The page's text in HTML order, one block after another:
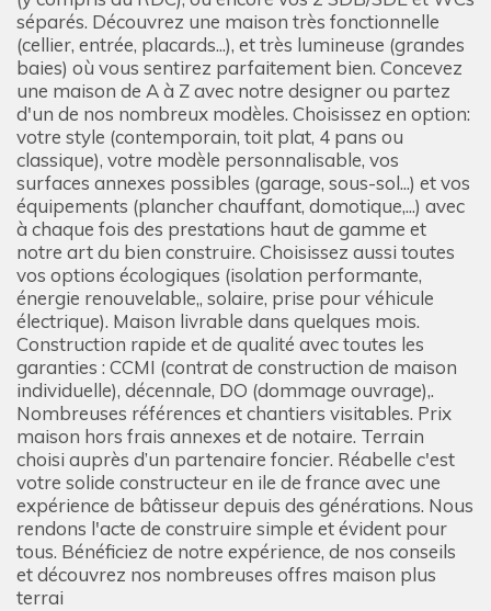
séparés. Découvrez une maison très fonctionnelle
(cellier, entrée, placards...), et très lumineuse (grandes
baies) où vous sentirez parfaitement bien. Concevez
une maison de A à Z avec notre designer ou partez
d'un de nos nombreux modèles. Choisissez en option:
votre style (contemporain, toit plat, 4 pans ou
classique), votre modèle personnalisable, vos
surfaces annexes possibles (garage, sous-sol...) et vos
équipements (plancher chauffant, domotique,...) avec
à chaque fois des prestations haut de gamme et
notre art du bien construire. Choisissez aussi toutes
vos options écologiques (isolation performante,
énergie renouvelable,, solaire, prise pour véhicule
électrique). Maison livrable dans quelques mois.
Construction rapide et de qualité avec toutes les
garanties : CCMI (contrat de construction de maison
individuelle), décennale, DO (dommage ouvrage),.
Nombreuses références et chantiers visitables. Prix
maison hors frais annexes et de notaire. Terrain
choisi auprès d’un partenaire foncier. Réabelle c'est
votre solide constructeur en ile de france avec une
expérience de bâtisseur depuis des générations. Nous
rendons l'acte de construire simple et évident pour
tous. Bénéficiez de notre expérience, de nos conseils
et découvrez nos nombreuses offres maison plus
terrai